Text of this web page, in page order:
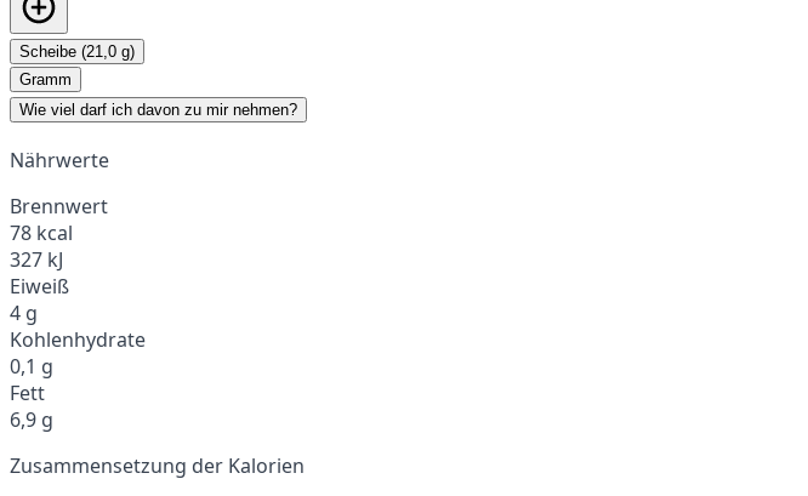
Scheibe (21,0 g)
Gramm
Wie viel darf ich davon zu mir nehmen?
Nährwerte
Brennwert
78 kcal
327 kJ
Eiweiß
4 g
Kohlenhydrate
0,1 g
Fett
6,9 g
Zusammensetzung der Kalorien